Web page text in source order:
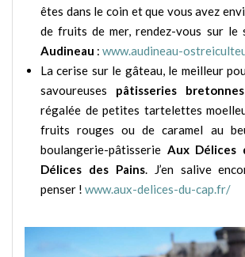
êtes dans le coin et que vous avez
de fruits de mer, rendez-vous sur le
Audineau : www.audineau-
La cerise sur le gâteau, le meilleur
savoureuses pâtisseries bretonnes
régalée de petites tartelettes
fruits rouges ou de caramel au
boulangerie-pâtisserie Aux Délices
Délices des Pains. J’en salive
penser ! www.aux-delices-du-cap.fr/